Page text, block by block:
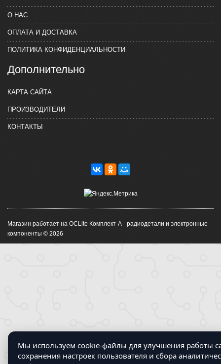
О НАС
ОПЛАТА И ДОСТАВКА
ПОЛИТИКА КОНФИДЕНЦИАЛЬНОСТИ
Дополнительно
КАРТА САЙТА
ПРОИЗВОДИТЕЛИ
КОНТАКТЫ
Магазин работает на OCLite Комплект-А - радиодетали и электронные
компоненты © 2026
Мы используем cookie-файлы для улучшения работы
сохранения настроек пользователя и сбора